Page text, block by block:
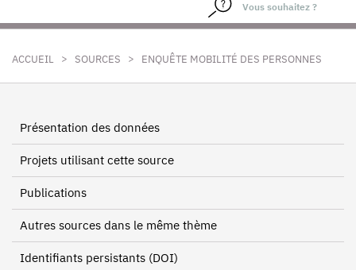
ACCUEIL > SOURCES > ENQUÊTE MOBILITÉ DES PERSONNES
Présentation des données
Projets utilisant cette source
Publications
Autres sources dans le même thème
Identifiants persistants (DOI)